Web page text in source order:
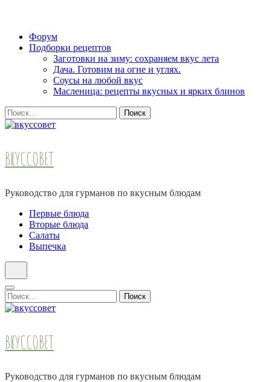
Skip
Форум
Подборки рецептов
Заготовки на зиму: сохраняем вкус лета
Дача. Готовим на огне и углях.
Соусы на любой вкус
Масленица: рецепты вкусных и ярких блинов
Найти:
ВКУССОВЕТ
Руководство для гурманов по вкусным блюдам
Первые блюда
Вторые блюда
Салаты
Выпечка
Найти:
ВКУССОВЕТ
Руководство для гурманов по вкусным блюдам